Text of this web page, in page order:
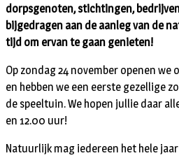
dorpsgenoten, stichtingen,
bijgedragen aan de aanleg van de
tijd om ervan te gaan genieten!
Op zondag 24 november openen
en hebben we een eerste gezellige
de speeltuin. We hopen jullie daar
en 12.00 uur!
Natuurlijk mag iedereen het hele